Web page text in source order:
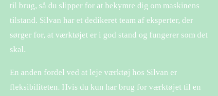
til brug, så du slipper for at bekymre dig om maskinens
tilstand. Silvan har et dedikeret team af eksperter, der
sørger for, at værktøjet er i god stand og fungerer som det
skal.
En anden fordel ved at leje værktøj hos Silvan er
fleksibiliteten. Hvis du kun har brug for værktøjet til en